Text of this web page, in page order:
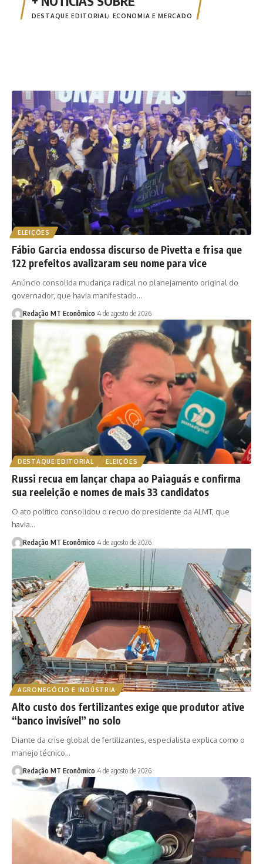
DESTAQUE EDITORIAL ECONOMIA E MERCADO
ELEIÇÕES
Fábio Garcia endossa discurso de Pivetta e frisa que
122 prefeitos avalizaram seu nome para vice
Anúncio consolida mudança radical no planejamento original do
governador, que havia manifestado…
Redação MT Econômico 4 de agosto de 2026
DESTAQUE EDITORIAL ELEIÇÕES
Russi recua em lançar chapa ao Paiaguás e confirma
sua reeleição e nomes de mais 33 candidatos
O ato político consolidou o recuo do presidente da ALMT, que
havia…
Redação MT Econômico 4 de agosto de 2026
AGRONEGÓCIO E INDÚSTRIA
Alto custo dos fertilizantes exige que produtor ative
“banco invisível” no solo
Diante da crise global de fertilizantes, especialista explica como o
manejo técnico…
Redação MT Econômico 4 de agosto de 2026